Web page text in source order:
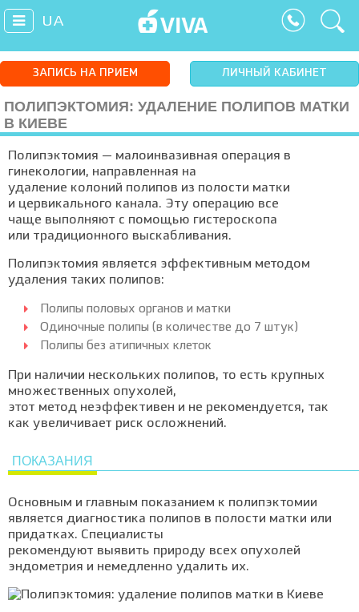
UA
ЗАПИСЬ НА ПРИЕМ ЛИЧНЫЙ КАБИНЕТ
ПОЛИПЭКТОМИЯ: УДАЛЕНИЕ ПОЛИПОВ МАТКИ
В КИЕВЕ
Полипэктомия — малоинвазивная операция в
гинекологии, направленная на
удаление колоний полипов из полости матки
и цервикального канала. Эту операцию все
чаще выполняют с помощью гистероскопа
или традиционного выскабливания.
Полипэктомия является эффективным методом
удаления таких полипов:
Полипы половых органов и матки
Одиночные полипы (в количестве до 7 штук)
Полипы без атипичных клеток
При наличии нескольких полипов, то есть крупных
множественных опухолей,
этот метод неэффективен и не рекомендуется, так
как увеличивает риск осложнений.
ПОКАЗАНИЯ
Основным и главным показанием к полипэктомии
является диагностика полипов в полости матки или
придатках. Специалисты
рекомендуют выявить природу всех опухолей
эндометрия и немедленно удалить их.